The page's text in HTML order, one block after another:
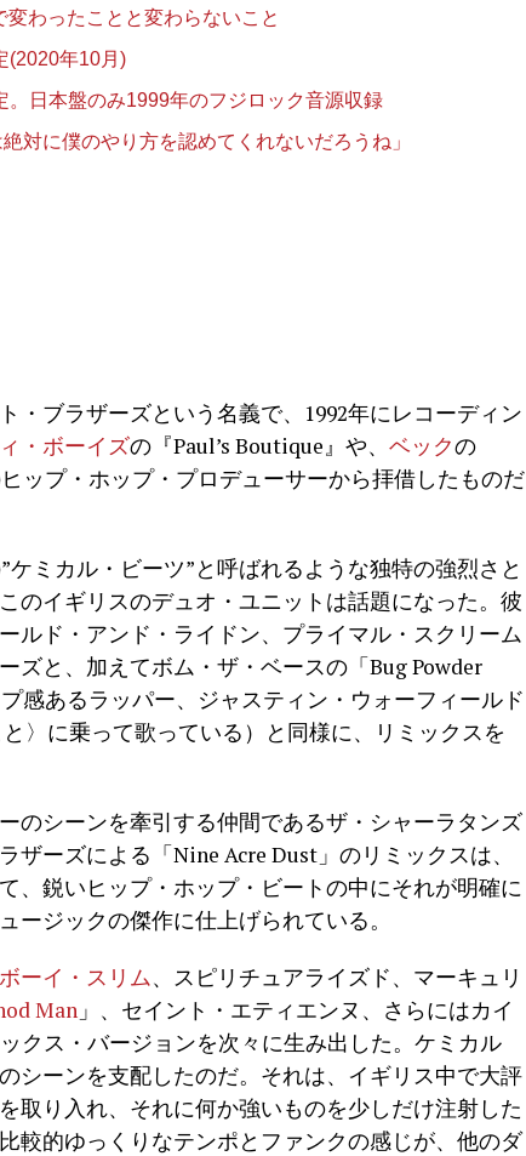
わったことと変わらないこと
(2020年10月)
。日本盤のみ1999年のフジロック音源収録
対に僕のやり方を認めてくれないだろうね」
・ブラザーズという名義で、1992年にレコーディン
・ボーイズの『Paul’s Boutique』や、 ベックの
ップ・ホップ・プロデューサーから拝借したものだ
ミカル・ビーツ”と呼ばれるような独特の強烈さと
のイギリスのデュオ・ユニットは話題になった。彼
ルド・アンド・ライドン、プライマル・スクリーム
ズと、加えてボム・ザ・ベースの「Bug Powder
感あるラッパー、ジャスティン・ウォーフィールド
〉に乗って歌っている）と同様に、リミックスを
のシーンを牽引する仲間であるザ・シャーラタンズ
ザーズによる「Nine Acre Dust」のリミックスは、
、鋭いヒップ・ホップ・ビートの中にそれが明確に
ージックの傑作に仕上げられている。
ーイ・スリム、スピリチュアライズド、マーキュリ
Man 」、セイント・エティエンヌ、さらにはカイ
クス・バージョンを次々に生み出した。ケミカル
シーンを支配したのだ。それは、イギリス中で大評
取り入れ、それに何か強いものを少しだけ注射した
較的ゆっくりなテンポとファンクの感じが、他のダ